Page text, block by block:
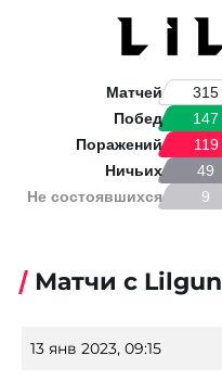
Матчей
315
Побед
147
Поражений
119
Ничьих
49
Не состоявшихся
9
Матчи с Lilgun
13 янв 2023, 09:15